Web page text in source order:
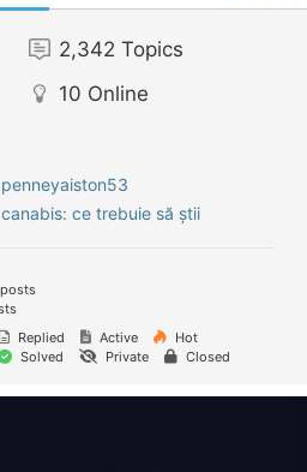
2,342 Topics
10 Online
penneyaiston53
ce trebuie să știi
Replied Active
Hot
Solved Private Closed